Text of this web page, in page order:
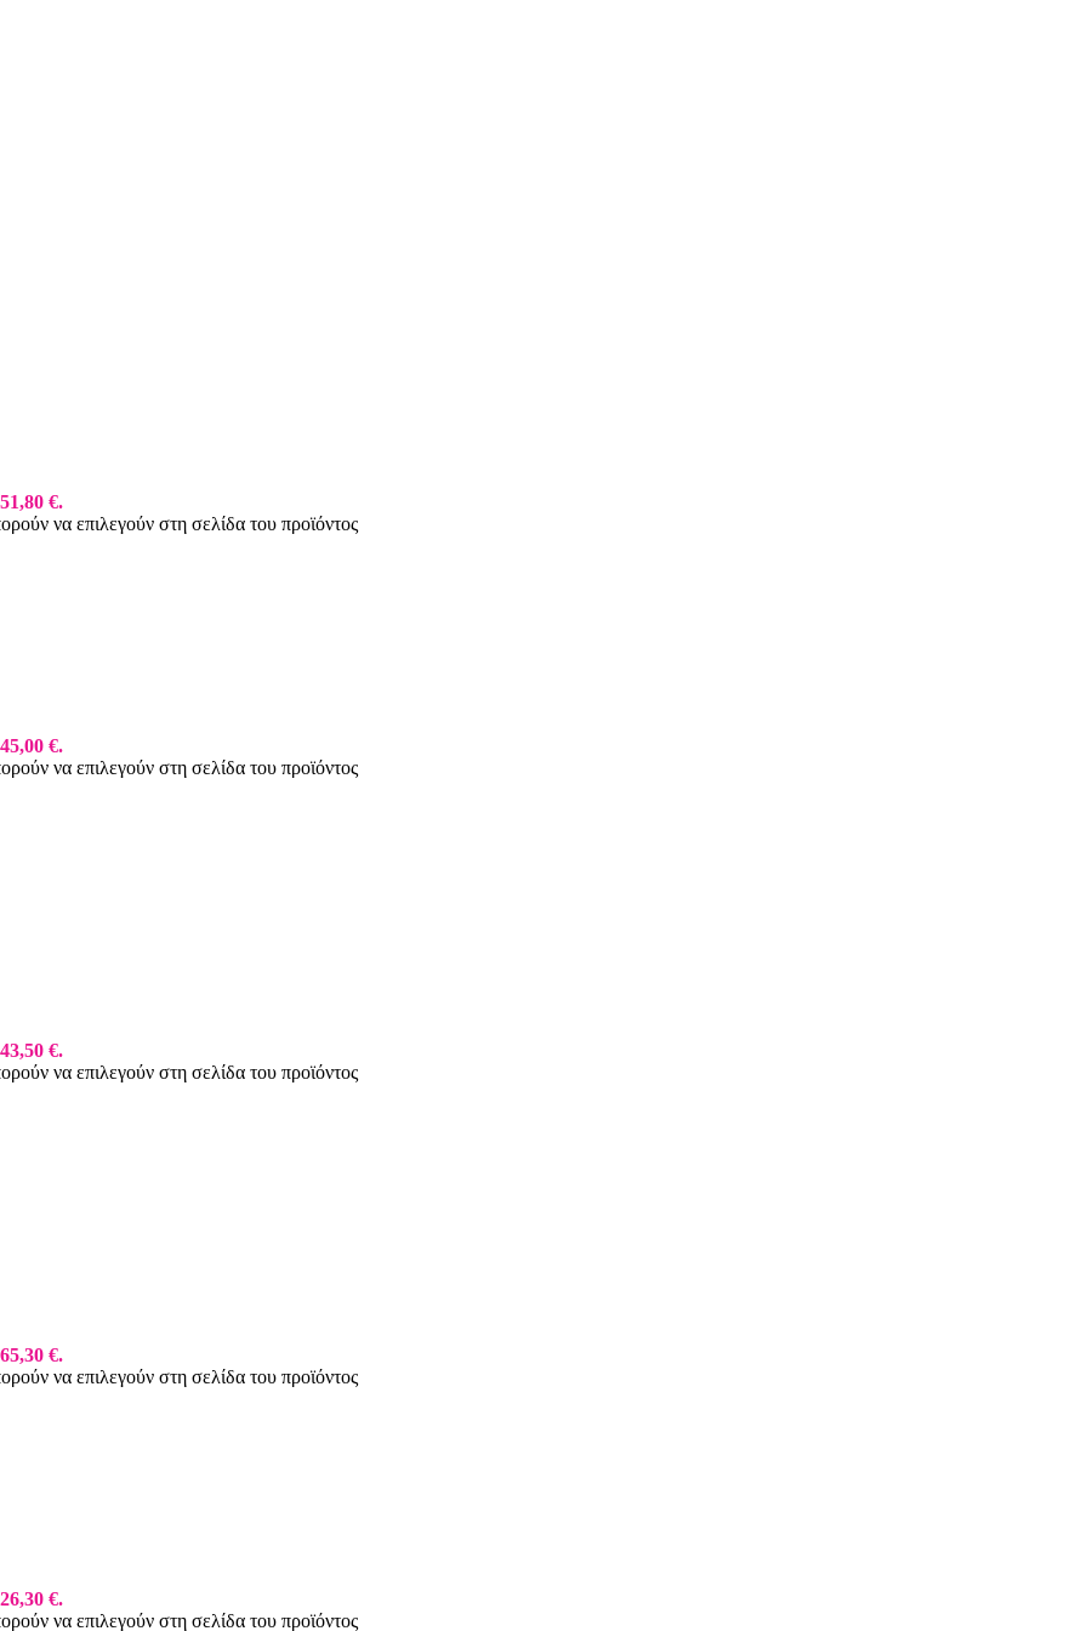
€.
να επιλεγούν στη σελίδα του προϊόντος
€.
να επιλεγούν στη σελίδα του προϊόντος
€.
να επιλεγούν στη σελίδα του προϊόντος
€.
να επιλεγούν στη σελίδα του προϊόντος
€.
να επιλεγούν στη σελίδα του προϊόντος